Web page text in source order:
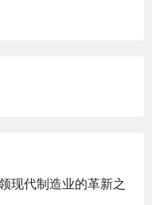
现代制造业的革新之